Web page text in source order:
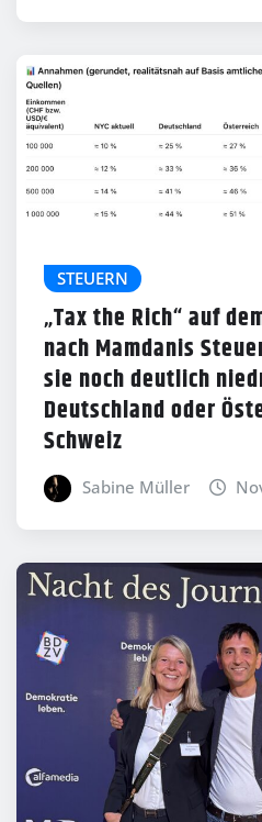
STEUERN
„Tax the Rich“ auf
nach Mamdanis
sie noch deutlich
Deutschland oder
Schweiz
Sabine Müller